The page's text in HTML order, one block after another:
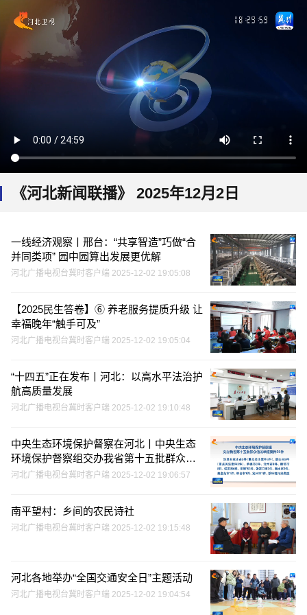
《河北新闻联播》 2025年12月2日
一线经济观察丨邢台：“共享智造”巧做“合
并同类项” 园中园算出发展更优解
河北广播电视台冀时客户端 2025-12-02 19:05:08
【2025民生答卷】⑥ 养老服务提质升级 让
幸福晚年“触手可及”
河北广播电视台冀时客户端 2025-12-02 19:05:04
“十四五”正在发布丨河北：以高水平法治护
航高质量发展
河北广播电视台冀时客户端 2025-12-02 19:10:48
中央生态环境保护督察在河北丨中央生态
环境保护督察组交办我省第十五批群众信
访举报案件59件
河北广播电视台冀时客户端 2025-12-02 19:06:57
南平望村：乡间的农民诗社
河北广播电视台冀时客户端 2025-12-02 19:15:48
河北各地举办“全国交通安全日”主题活动
河北广播电视台冀时客户端 2025-12-02 19:04:54